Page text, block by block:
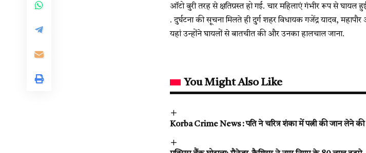
ऑटो बुरी तरह से क्षतिग्रस्त हो गई. चार महिलाएं गंभीर रूप से
. दुर्घटना की सूचना मिलते ही दुर्ग शहर विधायक गजेंद्र यादव,
यहां उन्होंने घायलों से बातचीत की और उनका हालचाल जाना.
You Might Also Like
Korba Crime News : पति ने चरित्र शंका में पत्नी की जान लेने